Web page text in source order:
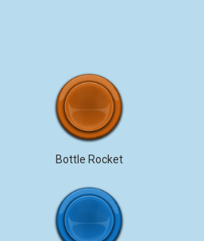
Bottle Rocket